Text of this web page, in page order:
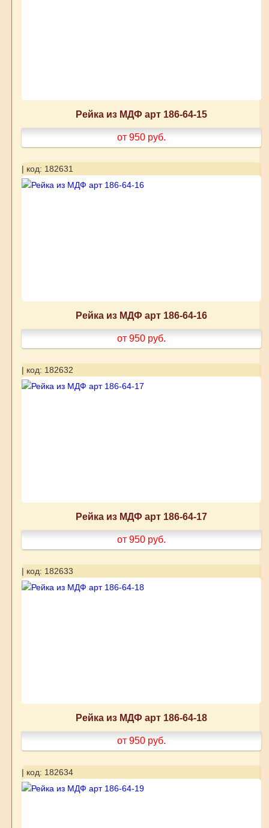
Рейка из МДФ арт 186-64-15
от 950 руб.
| код: 182631
Рейка из МДФ арт 186-64-16
от 950 руб.
| код: 182632
Рейка из МДФ арт 186-64-17
от 950 руб.
| код: 182633
Рейка из МДФ арт 186-64-18
от 950 руб.
| код: 182634